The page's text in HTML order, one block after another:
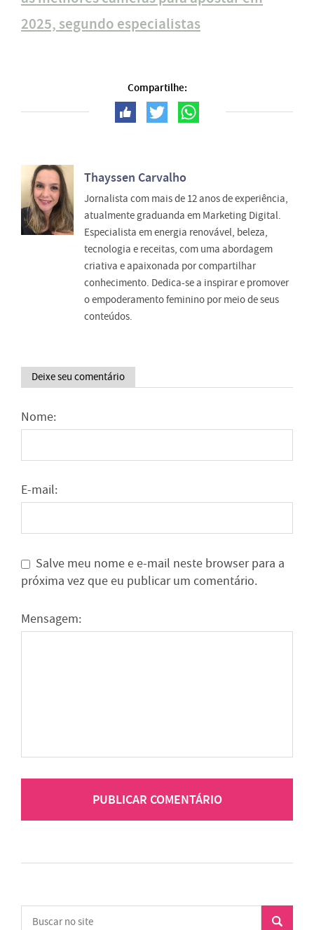
2025, segundo especialistas
Compartilhe:
Thayssen Carvalho
Jornalista com mais de 12 anos de experiência,
atualmente graduanda em Marketing Digital.
Especialista em energia renovável, beleza,
tecnologia e receitas, com uma abordagem
criativa e apaixonada por compartilhar
conhecimento. Dedica-se a inspirar e promover
o empoderamento feminino por meio de seus
conteúdos.
Deixe seu comentário
Nome:
E-mail:
Salve meu nome e e-mail neste browser para a
próxima vez que eu publicar um comentário.
Mensagem: